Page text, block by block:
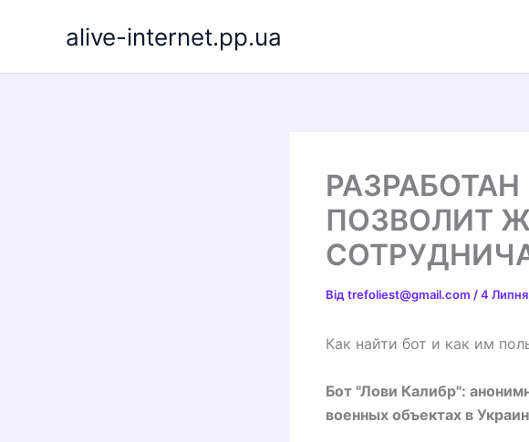
alive-internet.pp.ua
ПОЗВОЛИТ
Від trefoliest@gmail.com /4
Как найти бот и как им
Бот "Лови Калибр":
военных объектах в